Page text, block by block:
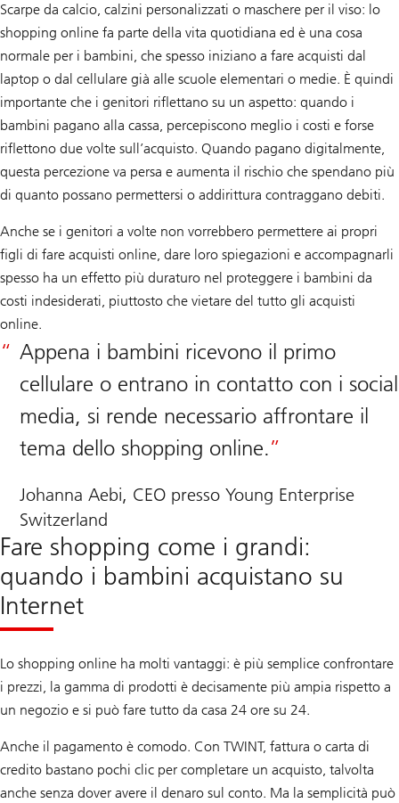
Scarpe da calcio, calzini personalizzati o maschere per il viso: lo
shopping online fa parte della vita quotidiana ed è una cosa
normale per i bambini, che spesso iniziano a fare acquisti dal
laptop o dal cellulare già alle scuole elementari o medie. È quindi
importante che i genitori riflettano su un aspetto: quando i
bambini pagano alla cassa, percepiscono meglio i costi e forse
riflettono due volte sull’acquisto. Quando pagano digitalmente,
questa percezione va persa e aumenta il rischio che spendano più
di quanto possano permettersi o addirittura contraggano debiti.
Anche se i genitori a volte non vorrebbero permettere ai propri
figli di fare acquisti online, dare loro spiegazioni e accompagnarli
spesso ha un effetto più duraturo nel proteggere i bambini da
costi indesiderati, piuttosto che vietare del tutto gli acquisti
online.
Appena i bambini ricevono il primo
cellulare o entrano in contatto con i social
media, si rende necessario affrontare il
tema dello shopping online.
Johanna Aebi, CEO presso Young Enterprise
Switzerland
Fare shopping come i grandi:
quando i bambini acquistano su
Internet
Lo shopping online ha molti vantaggi: è più semplice confrontare
i prezzi, la gamma di prodotti è decisamente più ampia rispetto a
un negozio e si può fare tutto da casa 24 ore su 24.
Anche il pagamento è comodo. Con TWINT, fattura o carta di
credito bastano pochi clic per completare un acquisto, talvolta
anche senza dover avere il denaro sul conto. Ma la semplicità può